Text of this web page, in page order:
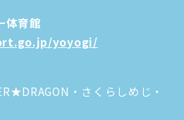
体育館
yoyogi/
・さくらしめじ・